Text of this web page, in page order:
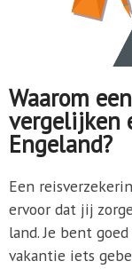
Waarom
vergelijken
Engeland?
Een
ervoor dat jij
land. Je bent
vakantie iets